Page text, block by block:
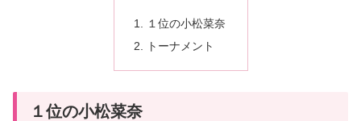
１位の小松菜奈
トーナメント
１位の小松菜奈